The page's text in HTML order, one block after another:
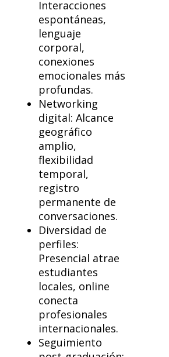
Interacciones
espontáneas,
lenguaje
corporal,
conexiones
emocionales más
profundas.
Networking
digital: Alcance
geográfico
amplio,
flexibilidad
temporal,
registro
permanente de
conversaciones.
Diversidad de
perfiles:
Presencial atrae
estudiantes
locales, online
conecta
profesionales
internacionales.
Seguimiento